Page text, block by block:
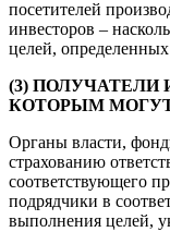
посетителей
инвесторов –
целей,
(3) ПОЛУЧАТЕЛИ
КОТОРЫМ
Органы власти,
страхованию
соответствующего
подрядчики в
выполнения целей,